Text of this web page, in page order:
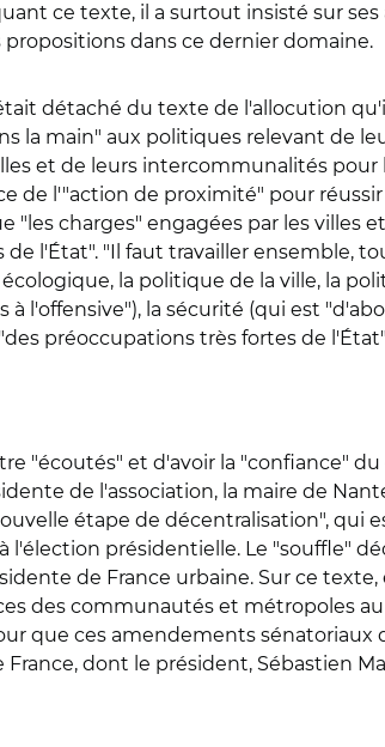
ce texte, il a surtout insisté sur
dans ce dernier domaine.
détaché du texte de l'allocution
la main" aux politiques relevant de
et de leurs intercommunalités pour
de l'"action de proximité" pour
"les charges" engagées par les villes
l'État". "Il faut travailler ensemble,
la politique de la ville, la
l'offensive"), la sécurité (qui est
préoccupations très fortes de
"écoutés" et d'avoir la "confiance"
de l'association, la maire de
étape de décentralisation", qui
présidentielle. Le "souffle"
de France urbaine. Sur ce texte,
des communautés et métropoles
que ces amendements sénatoriaux
dont le président, Sébastien